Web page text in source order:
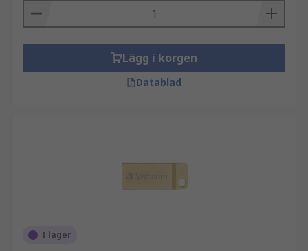
Lägg i korgen
Datablad
I lager